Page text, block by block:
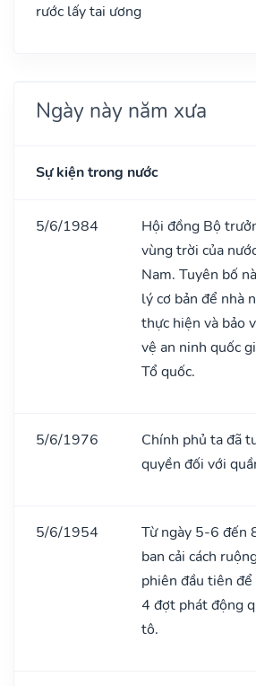
rước lấy tai ương
Ngày này năm xưa
Sự kiện trong nước
5/6/1984
Hội đồng Bộ
vùng trời của
Nam. Tuyên bố
lý cơ bản để nhà
thực hiện và bảo
vệ an ninh quốc
Tổ quốc.
5/6/1976
Chính phủ ta đã
quyền đối với
5/6/1954
Từ ngày 5-6 đến
ban cải cách
phiên đầu tiên để
4 đợt phát động
tô.